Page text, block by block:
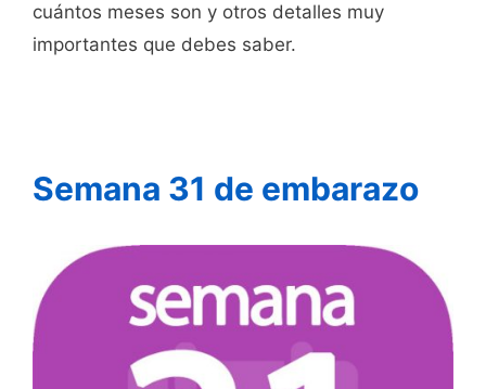
cuántos meses son y otros detalles muy
importantes que debes saber.
Semana 31 de embarazo